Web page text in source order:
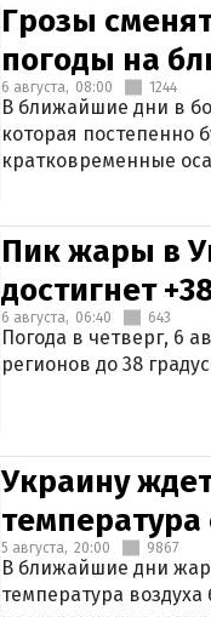
Грозы
погоды на
6 августа, 08:00 1244
В ближайшие дни в
которая постепенно
кратковременные
Пик жары в
достигнет
6 августа, 06:40 643
Погода в четверг, 6
регионов до 38
Украину
5 августа, 20:00 9867
В ближайшие дни
температура воздуха